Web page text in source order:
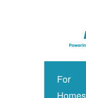
For
Homes